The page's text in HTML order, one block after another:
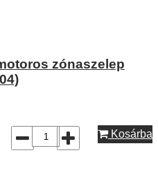
zónaszelep
Kosárba